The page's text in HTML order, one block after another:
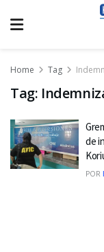
Home Tag
Tag:
de
POR